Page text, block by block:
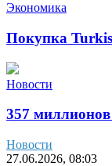
Экономика
Покупка
Новости
357
Новости
27.06.2026, 08:03